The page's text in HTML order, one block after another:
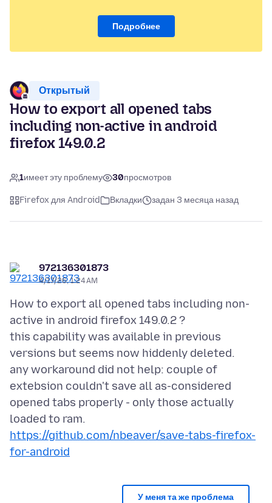
Подробнее
Открытый
How to export all opened tabs
including non-active in android
firefox 149.0.2
1имеет эту проблему 30просмотров
Firefox для Android Вкладки задан 3 месяца назад
972136301873
4/17/26, 1:24 AM
How to export all opened tabs including non-
active in android firefox 149.0.2 ?
this capability was available in previous
versions but seems now hiddenly deleted.
any workaround did not help: couple of
extebsion couldn't save all as-considered
opened tabs properly - only those actually
https://github.com/nbeaver/save-tabs-firefox-
for-android
У меня та же проблема